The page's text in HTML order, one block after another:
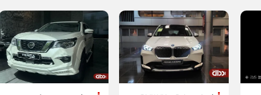
شرایط فروش محصولات مدیران
خودرو ویژه مرداد 1405